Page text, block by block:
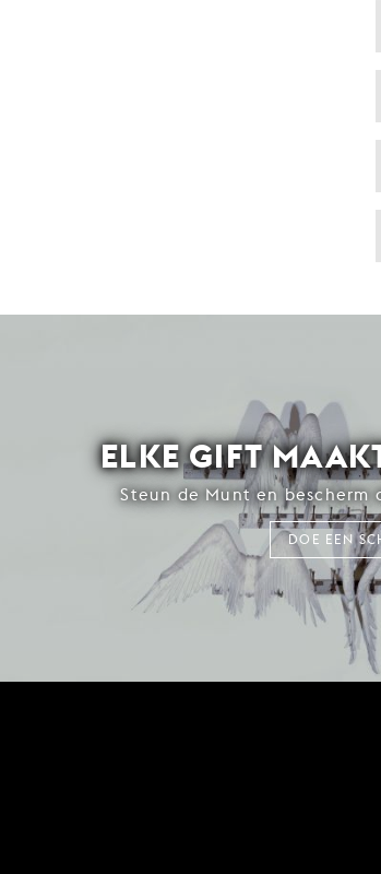
ELKE GIFT
Steun de Munt en bescherm
DOE EEN